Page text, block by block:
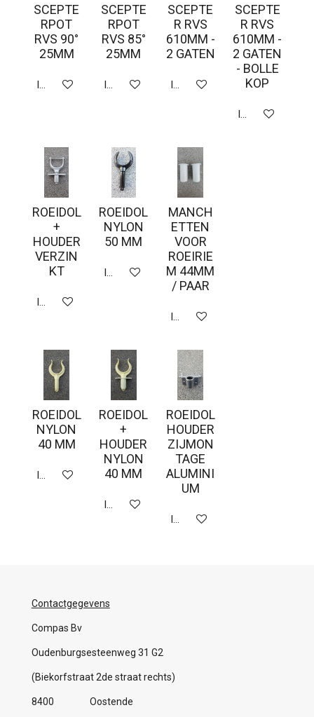
SCEPTE
RPOT
RVS 90°
25MM
In winkelwagen
SCEPTE
RPOT
RVS 85°
25MM
In winkelwagen
SCEPTE
R RVS
610MM -
2 GATEN
In winkelwagen
SCEPTE
R RVS
610MM -
2 GATEN
- BOLLE
KOP
In winkelwagen
ROEIDOL
+
HOUDER
VERZIN
KT
In winkelwagen
ROEIDOL
NYLON
50 MM
In winkelwagen
MANCH
ETTEN
VOOR
ROEIRIE
M 44MM
/ PAAR
In winkelwagen
ROEIDOL
NYLON
40 MM
In winkelwagen
ROEIDOL
+
HOUDER
NYLON
40 MM
In winkelwagen
ROEIDOL
HOUDER
ZIJMON
TAGE
ALUMINI
UM
In winkelwagen
Contactgegevens
Compas Bv
Oudenburgsesteenweg 31 G2
(Biekorfstraat 2de straat rechts)
8400 Oostende